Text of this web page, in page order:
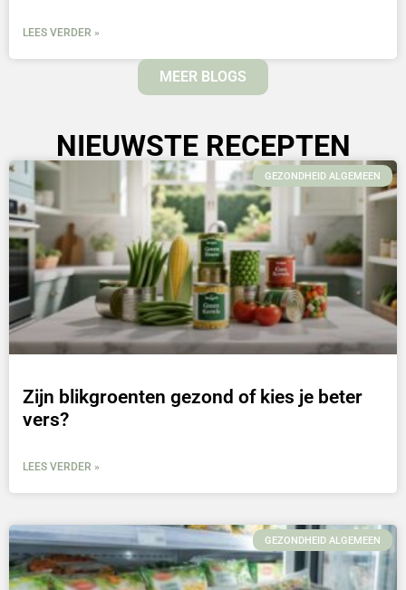
LEES VERDER »
MEER BLOGS
NIEUWSTE RECEPTEN
GEZONDHEID ALGEMEEN
Zijn blikgroenten gezond of kies je beter
vers?
LEES VERDER »
GEZONDHEID ALGEMEEN